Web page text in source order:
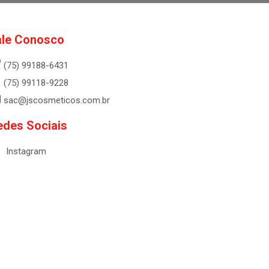
Conosco
(75) 99188-6431
(75) 99118-9228
sac@jscosmeticos.com.br
Sociais
Instagram